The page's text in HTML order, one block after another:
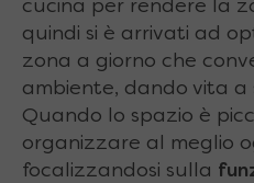
cucina per rendere la
quindi si è arrivati ad
zona a giorno che
ambiente, dando vita a
Quando lo spazio è
organizzare al meglio
focalizzandosi sulla